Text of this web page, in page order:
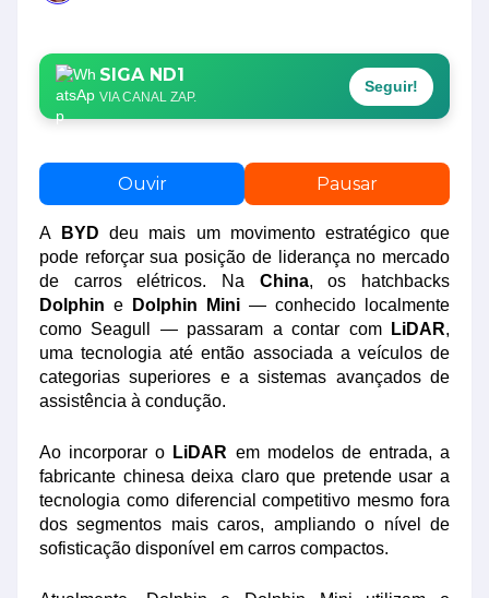
SIGA ND1
VIA CANAL ZAP.
Seguir!
Ouvir Pausar
A BYD deu mais um movimento estratégico que
pode reforçar sua posição de liderança no mercado
de carros elétricos. Na China, os hatchbacks
Dolphin e Dolphin Mini — conhecido localmente
como Seagull — passaram a contar com
LiDAR,
uma tecnologia até então associada a veículos de
categorias superiores e a sistemas avançados de
assistência à condução.
Ao incorporar o LiDAR em modelos de entrada, a
fabricante chinesa deixa claro que pretende usar a
tecnologia como diferencial competitivo mesmo fora
dos segmentos mais caros, ampliando o nível de
sofisticação disponível em carros compactos.